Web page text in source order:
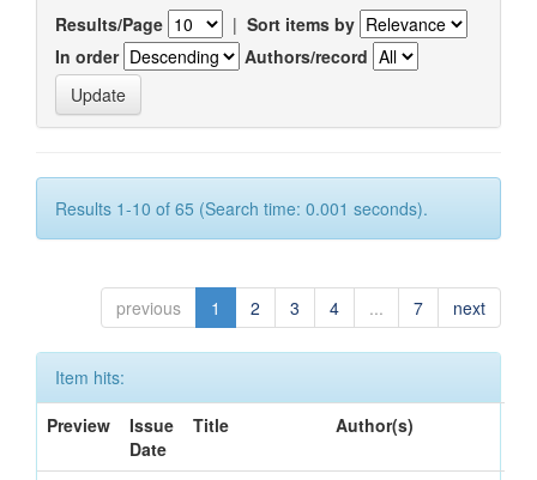
Results/Page | Sort items by
In order
Authors/record
Results 1-10 of 65 (Search time: 0.001 seconds).
previous 1 2 3 4 ... 7 next
Item hits:
Preview
Issue
Date
Title Author(s)